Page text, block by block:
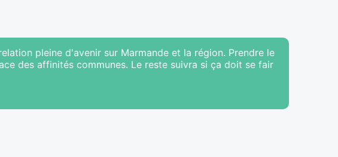
pleine d'avenir sur Marmande et la région. Prendre le
des affinités communes. Le reste suivra si ça doit se fair